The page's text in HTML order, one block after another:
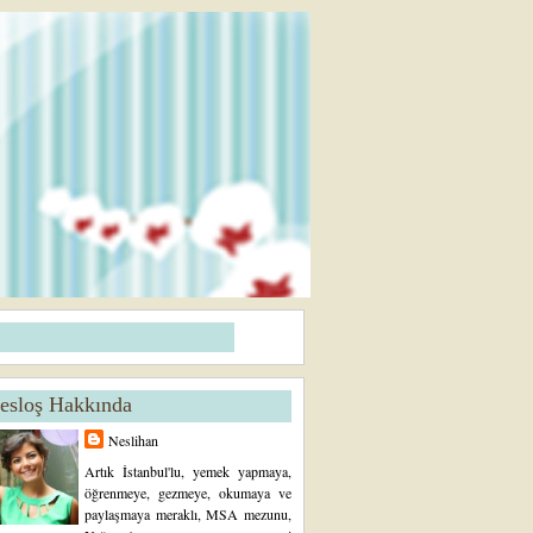
Hakkında
Neslihan
Artık İstanbul'lu, yemek yapmaya,
öğrenmeye, gezmeye, okumaya ve
paylaşmaya meraklı, MSA mezunu,